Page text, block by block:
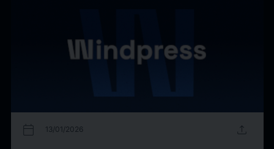
calendar_today 13/01/2026 upload